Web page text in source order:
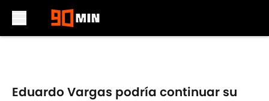
Eduardo Vargas podría continuar su